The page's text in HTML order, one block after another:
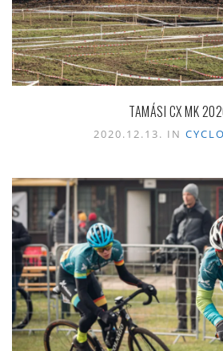
TAMÁSI CX MK
2020.12.13. IN